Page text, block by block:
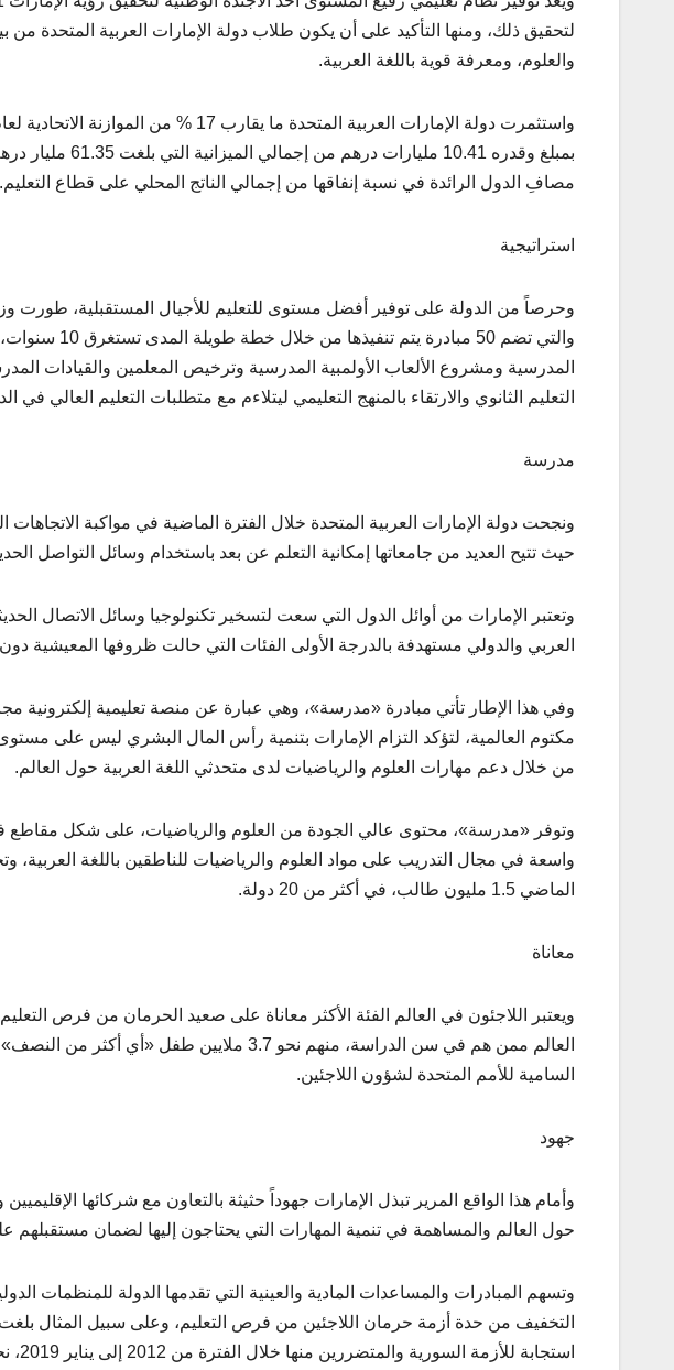
لتحقيق ذلك، ومنها التأكيد على أن يكون طلاب دولة الإمارات العربية المتحدة من
والعلوم، ومعرفة قوية باللغة العربية.
بمبلغ وقدره 10.41
مصافِ الدول الرائدة في نسبة إنفاقها من إجمالي الناتج المحلي على قطاع التعليم.
استراتيجية
والتي تضم 50
المدرسية ومشروع الألعاب الأولمبية المدرسية وترخيص المعلمين والقيادات
التعليم الثانوي والارتقاء بالمنهج التعليمي ليتلاءم مع متطلبات التعليم العالي في
مدرسة
ونجحت دولة الإمارات العربية المتحدة خلال الفترة الماضية في مواكبة الاتجاهات
حيث تتيح العديد من جامعاتها إمكانية التعلم عن بعد باستخدام وسائل التواصل
وتعتبر الإمارات من أوائل الدول التي سعت لتسخير تكنولوجيا وسائل الاتصال
العربي والدولي مستهدفة بالدرجة الأولى الفئات التي حالت ظروفها المعيشية
وفي هذا الإطار تأتي مبادرة «مدرسة»، وهي عبارة عن منصة تعليمية إلكترونية
مكتوم العالمية، لتؤكد التزام الإمارات بتنمية رأس المال البشري ليس على
من خلال دعم مهارات العلوم والرياضيات لدى متحدثي اللغة العربية حول العالم.
وتوفر «مدرسة»، محتوى عالي الجودة من العلوم والرياضيات، على شكل مقاطع
واسعة في مجال التدريب على مواد العلوم والرياضيات للناطقين باللغة
الماضي 1.5 مليون طالب، في أكثر من 20 دولة.
معاناة
العالم ممن هم في سن الدراسة، منهم نحو 3.7
السامية للأمم المتحدة لشؤون اللاجئين.
جهود
وأمام هذا الواقع المرير تبذل الإمارات جهوداً حثيثة بالتعاون مع شركائها
حول العالم والمساهمة في تنمية المهارات التي يحتاجون إليها لضمان مستقبلهم
وتسهم المبادرات والمساعدات المادية والعينية التي تقدمها الدولة للمنظمات
التخفيف من حدة أزمة حرمان اللاجئين من فرص التعليم، وعلى سبيل المثال
استجابة للأزمة السورية والمتضررين منها خلال الفترة من 2012 إلى يناير 2019، نحو 190.1 مليون درهم.